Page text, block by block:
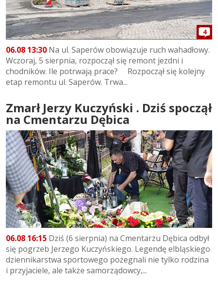
4
06.08 13:30 Na ul. Saperów obowiązuje ruch wahadłowy.
Wczoraj, 5 sierpnia, rozpoczął się remont jezdni i
chodników. Ile potrwają prace? Rozpoczął się kolejny
etap remontu ul. Saperów. Trwa...
Zmarł Jerzy Kuczyński . Dziś spoczął
na Cmentarzu Dębica
06.08 16:15 Dziś (6 sierpnia) na Cmentarzu Dębica odbył
się pogrzeb Jerzego Kuczyńskiego. Legendę elbląskiego
dziennikarstwa sportowego pożegnali nie tylko rodzina
i przyjaciele, ale także samorządowcy,...